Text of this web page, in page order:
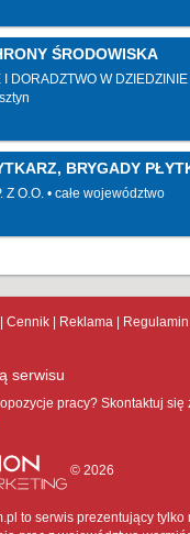
ŚRODOWISKA
DORADZTWO W
BRYGADY
Z O.O.
całe województwo
Cennik Reklama Regulamin
serwisu
pracy? Skontaktuj się
© 2026
to serwis prezentujący tylko